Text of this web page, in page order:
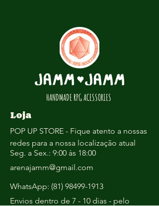
HANDMADE RPG ACESSORIES
Loja
POP UP STORE - Fique atento a nossas
redes para a nossa localização atual
Seg. a Sex.: 9:00 às 18:00
arenajamm@gmail.com
WhatsApp: (81) 98499-1913
Envios dentro de 7 - 10 dias - pelo